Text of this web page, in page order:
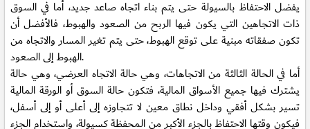
يفضل الاحتفاظ بالسيولة حتى يتم بناء اتجاه صاعد جديد، أما في السوق
ذات الاتجاهين التي يكون فيها الربح من الصعود والهبوط، فالأفضل أن
تكون صفقاته مبنية على توقع الهبوط، حتى يتم تغير المسار والاتجاه من
الهبوط إلى الصعود.
أما في الحالة الثالثة من الاتجاهات، وهي حالة الاتجاه العرضي، وهي حالة
يشترك فيها جميع الأسواق المالية، فتكون حالة السوق أو الورقة المالية
تسير بشكل أفقي وداخل نطاق معين لا تتجاوزه إلى أعلى أو إلى أسفل،
فيكون وقتها الاحتفاظ بالجزء الأكبر من المحفظة كسيولة، واستخدام الجزء